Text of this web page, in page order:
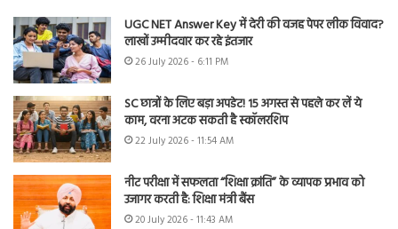
UGC NET Answer Key में देरी की वजह पेपर लीक विवाद?
लाखों उम्मीदवार कर रहे इंतजार
26 July 2026 - 6:11 PM
SC छात्रों के लिए बड़ा अपडेट! 15 अगस्त से पहले कर लें ये
काम, वरना अटक सकती है स्कॉलरशिप
22 July 2026 - 11:54 AM
नीट परीक्षा में सफलता “शिक्षा क्रांति” के व्यापक प्रभाव को
उजागर करती है: शिक्षा मंत्री बैंस
20 July 2026 - 11:43 AM